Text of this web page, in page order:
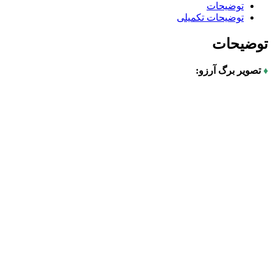
توضیحات
توضیحات تکمیلی
توضیحات
♦تصویر برگ آرزو: